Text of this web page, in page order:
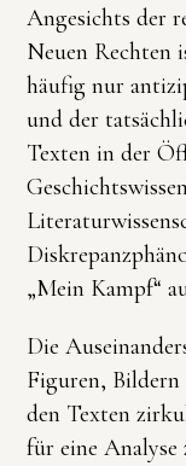
Angesichts der
Neuen Rechten
häufig nur
und der
Texten in der
„Mein Kampf“
Die
Figuren,
den Texten
für eine